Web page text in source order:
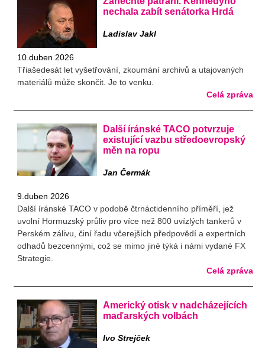
nechala zabít senátorka Hrdá
Ladislav Jakl
10.duben 2026
Třiašedesát let vyšetřování, zkoumání archivů a utajovaných
materiálů může skončit. Je to venku.
Celá zpráva
Další íránské TACO potvrzuje
existující vazbu středoevropský
měn na ropu
Jan Čermák
9.duben 2026
Další íránské TACO v podobě čtrnáctidenního příměří, jež
uvolní Hormuzský průliv pro více než 800 uvízlých tankerů v
Perském zálivu, činí řadu včerejších předpovědí a expertních
odhadů bezcennými, což se mimo jiné týká i námi vydané FX
Strategie.
Celá zpráva
Americký otisk v nadcházejících
maďarských volbách
Ivo Strejček